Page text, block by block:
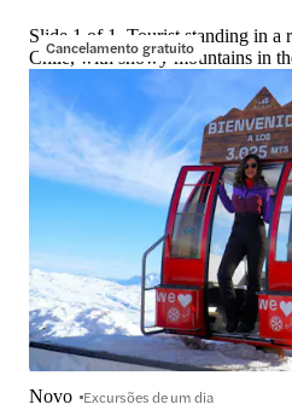
Cancelamento gratuito
Slide 1 of 1, Tourist standing in a
Chile, with snowy mountains in
Novo Excursões de um dia